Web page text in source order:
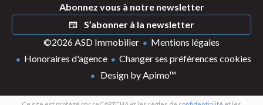
Abonnez vous à notre newsletter
S’abonner à la newsletter
©2026 ASD Immobilier
Mentions légales
Honoraires d'agence
Changer ses préférences cookies
Design by Apimo™